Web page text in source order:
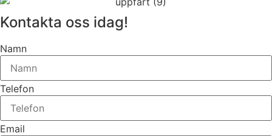
Kontakta oss idag!
Namn
Telefon
Email